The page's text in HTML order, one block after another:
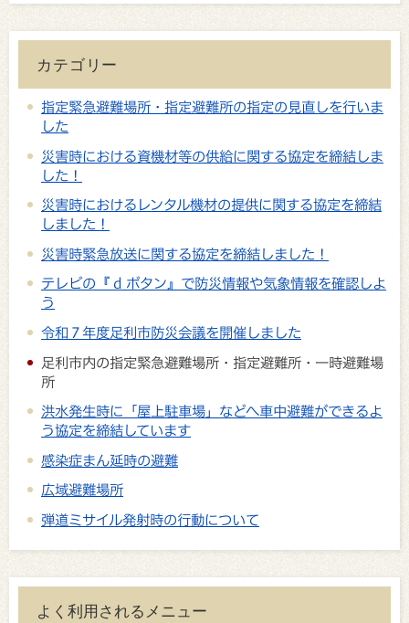
カテゴリー
指定緊急避難場所・指定避難所の指定の見直しを行いま
した
災害時における資機材等の供給に関する協定を締結しま
した！
災害時におけるレンタル機材の提供に関する協定を締結
しました！
災害時緊急放送に関する協定を締結しました！
テレビの『 d ボタン』で防災情報や気象情報を確認しよ
う
令和７年度足利市防災会議を開催しました
足利市内の指定緊急避難場所・指定避難所・一時避難場
所
洪水発生時に「屋上駐車場」などへ車中避難ができるよ
う協定を締結しています
感染症まん延時の避難
広域避難場所
弾道ミサイル発射時の行動について
よく利用されるメニュー